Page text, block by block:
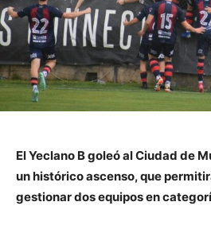
El Yeclano B goleó al Ciudad de
un histórico ascenso, que
gestionar dos equipos en